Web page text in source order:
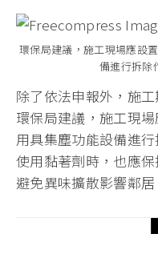
環保局建議，施工現場應設
備進行拆除
除了依法申報外，施
環保局建議，施工現
用具集塵功能設備進
使用黏著劑時，也應
避免異味擴散影響鄰居